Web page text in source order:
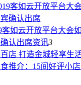
客如云开放平台大会
认出席资讯3
店 打造金城轻享生
推介：15间好评小